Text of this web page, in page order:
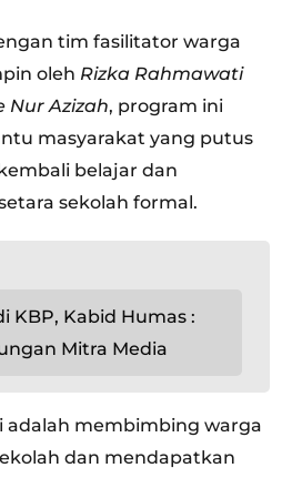
tim fasilitator warga
oleh Rizka Rahmawati
Nur Azizah, program ini
masyarakat yang putus
belajar dan
sekolah formal.
KBP, Kabid Humas :
Mitra Media
adalah membimbing warga
dan mendapatkan